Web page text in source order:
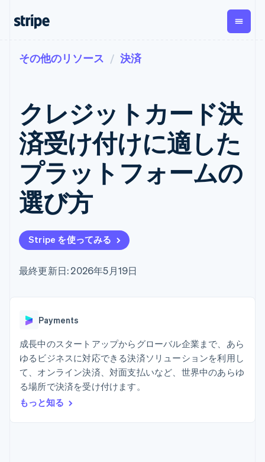
支払い
オンライン決
済
Managed
Payments
マーチャント
オブレコード
ソリューショ
ン
Payment links
コーディング
不要の決済ペ
ージ
Checkout
UI
Elements
ポーネント
決済手段
済手段を利用
対面支払い
Boost
決済成功率の
最適化
Link
スピーディー
な決済
収益
経常収益
Metronome
従量課金
サブスクリ
プション
サブスクリ
プションの
消費税と
VAT の自動
Recognition
自動化
ポート
Data
Pipeline
データの同
期
Global
Payouts
第三者
への入
イス
プラッ
フォー
決済の
企業規模別
ユースケース別
エージェンティックコマ
ース
E コマース / ECサイト
埋込型金融
請求・財務関連
アプリ内決済
マーケットプレイス
資金管理
SaaS
AI 企業
クリエイターエコノミ―
ゲーム
ホスピタリティ、旅行、
レジャー
テインメント
ドキュメント
ライブラリと SDK
Stripe Apps
ガイド
オンライン決済を受け付
け
構築済みの決済を実装
マーケットプレイスを構
築する
サブスクリプションを管
従量課金請求を提供
のカードを発行
リソース
開発者のブログ
学ぶ
ガイド
サポート
サポートに問い合わせる
管理サポートプラン
プロフェッショナルサー
ビス
お問い合わせ
その他のリソース 決済
クレジットカード決
済受け付けに適した
プラットフォームの
選び方
Stripe を使ってみる
最終更新日: 2026年5月19日
Payments
成長中のスタートアップからグローバル企業まで、あら
ゆるビジネスに対応できる決済ソリューションを利用し
て、オンライン決済、対面支払いなど、世界中のあらゆ
る場所で決済を受け付けます。
もっと知る